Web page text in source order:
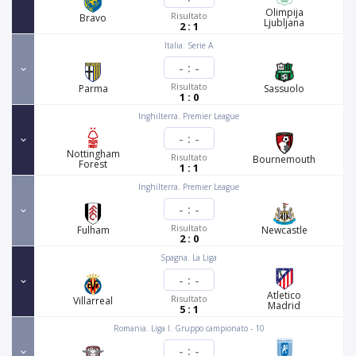
Bravo Risultato
2 : 1
Olimpija
Ljubljana
Italia. Serie A
Parma
- : -
Risultato
1 : 0
Sassuolo
Inghilterra. Premier League
Nottingham
Forest
- : -
Risultato
1 : 1
Bournemouth
Inghilterra. Premier League
Fulham
- : -
Risultato
2 : 0
Newcastle
Spagna. La Liga
Villarreal
- : -
Risultato
5 : 1
Atletico
Madrid
Romania. Liga I. Gruppo campionato - 10
- : -